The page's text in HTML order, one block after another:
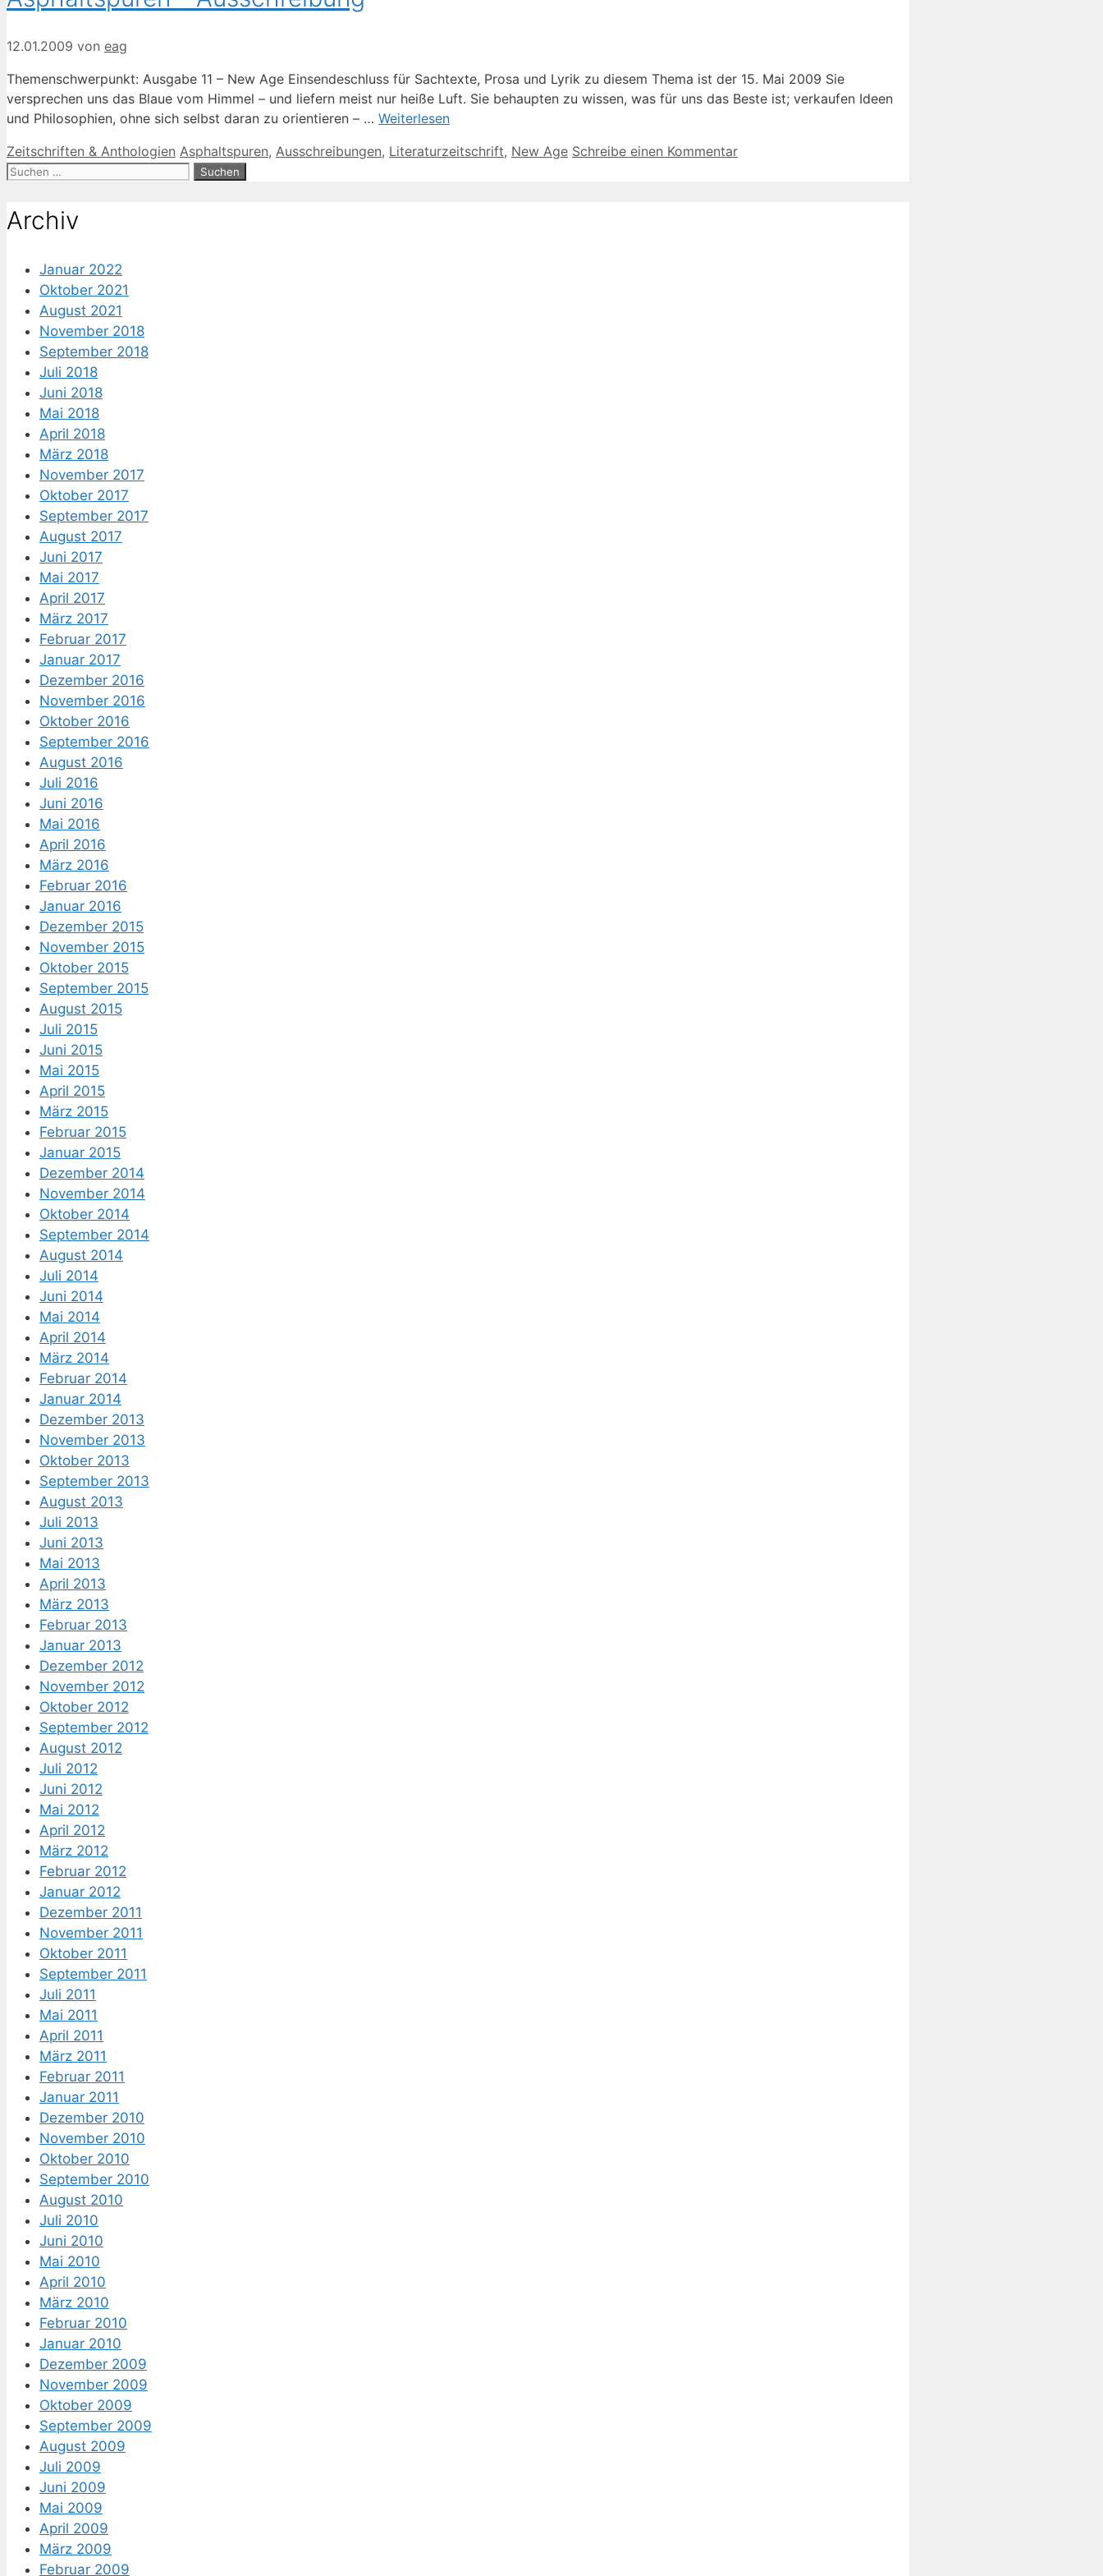
12.01.2009 von eag
Themenschwerpunkt: Ausgabe 11 – New Age Einsendeschluss für Sachtexte, Prosa und Lyrik zu diesem Thema ist der 15. Mai 2009 Sie
versprechen uns das Blaue vom Himmel – und liefern meist nur heiße Luft. Sie behaupten zu wissen, was für uns das Beste ist; verkaufen Ideen
und Philosophien, ohne sich selbst daran zu orientieren – … Weiterlesen
Kategorien
Zeitschriften & Anthologien Schlagwörter
Asphaltspuren, Ausschreibungen, Literaturzeitschrift, New Age Schreibe einen Kommentar
Suche
Archiv
Januar 2022
Oktober 2021
August 2021
November 2018
September 2018
Juli 2018
Juni 2018
Mai 2018
April 2018
März 2018
November 2017
Oktober 2017
September 2017
August 2017
Juni 2017
Mai 2017
April 2017
März 2017
Februar 2017
Januar 2017
Dezember 2016
November 2016
Oktober 2016
September 2016
August 2016
Juli 2016
Juni 2016
Mai 2016
April 2016
März 2016
Februar 2016
Januar 2016
Dezember 2015
November 2015
Oktober 2015
September 2015
August 2015
Juli 2015
Juni 2015
Mai 2015
April 2015
März 2015
Februar 2015
Januar 2015
Dezember 2014
November 2014
Oktober 2014
September 2014
August 2014
Juli 2014
Juni 2014
Mai 2014
April 2014
März 2014
Februar 2014
Januar 2014
Dezember 2013
November 2013
Oktober 2013
September 2013
August 2013
Juli 2013
Juni 2013
Mai 2013
April 2013
März 2013
Februar 2013
Januar 2013
Dezember 2012
November 2012
Oktober 2012
September 2012
August 2012
Juli 2012
Juni 2012
Mai 2012
April 2012
März 2012
Februar 2012
Januar 2012
Dezember 2011
November 2011
Oktober 2011
September 2011
Juli 2011
Mai 2011
April 2011
März 2011
Februar 2011
Januar 2011
Dezember 2010
November 2010
Oktober 2010
September 2010
August 2010
Juli 2010
Juni 2010
Mai 2010
April 2010
März 2010
Februar 2010
Januar 2010
Dezember 2009
November 2009
Oktober 2009
September 2009
August 2009
Juli 2009
Juni 2009
Mai 2009
April 2009
März 2009
Februar 2009